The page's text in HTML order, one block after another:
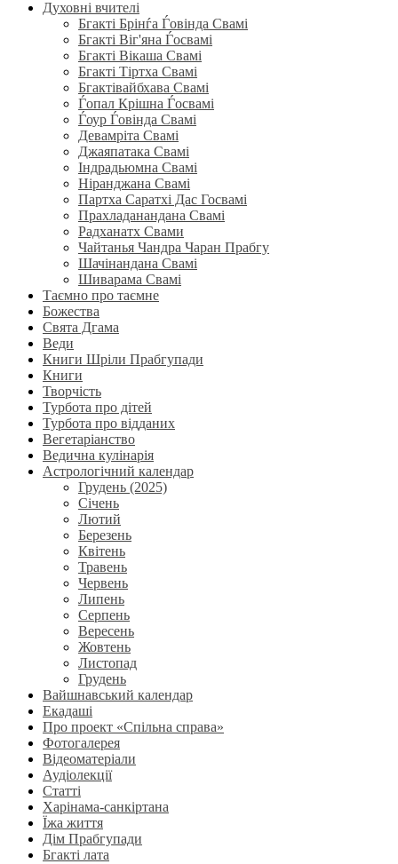
Духовні вчителі
Бгакті Брінѓа Ѓовінда Свамі
Бгакті Віг'яна Ѓосвамі
Бгакті Вікаша Свамі
Бгакті Тіртха Свамі
Бгактівайбхава Свамі
Ѓопал Крішна Ѓосвамі
Ѓоур Ѓовінда Свамі
Девамріта Свамі
Джаяпатака Свамі
Індрадьюмна Свамі
Ніранджана Свамі
Партха Саратхі Дас Госвамі
Прахладанандана Свамі
Радханатх Свами
Чайтанья Чандра Чаран Прабгу
Шачінандана Свамі
Шиварама Свамі
Таємно про таємне
Божества
Свята Дгама
Веди
Книги Шріли Прабгупади
Книги
Творчість
Турбота про дітей
Турбота про відданих
Вегетаріанство
Ведична кулінарія
Астрологічний календар
Грудень (2025)
Січень
Лютий
Березень
Квітень
Травень
Червень
Липень
Серпень
Вересень
Жовтень
Листопад
Грудень
Вайшнавський календар
Екадаші
Про проект «Спільна справа»
Фотогалерея
Відеоматеріали
Аудіолекції
Статті
Харінама-санкіртана
Їжа життя
Дім Прабгупади
Бгакті лата